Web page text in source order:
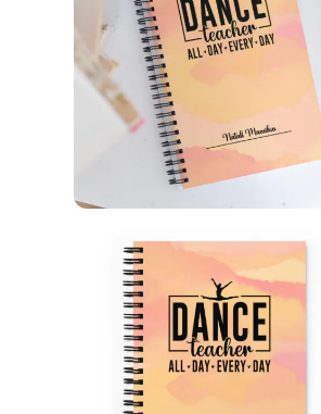
Personaliseeritav nimeline märkmik
tantsuõpetajale – kingiidee
24,90€
Personaliseeri